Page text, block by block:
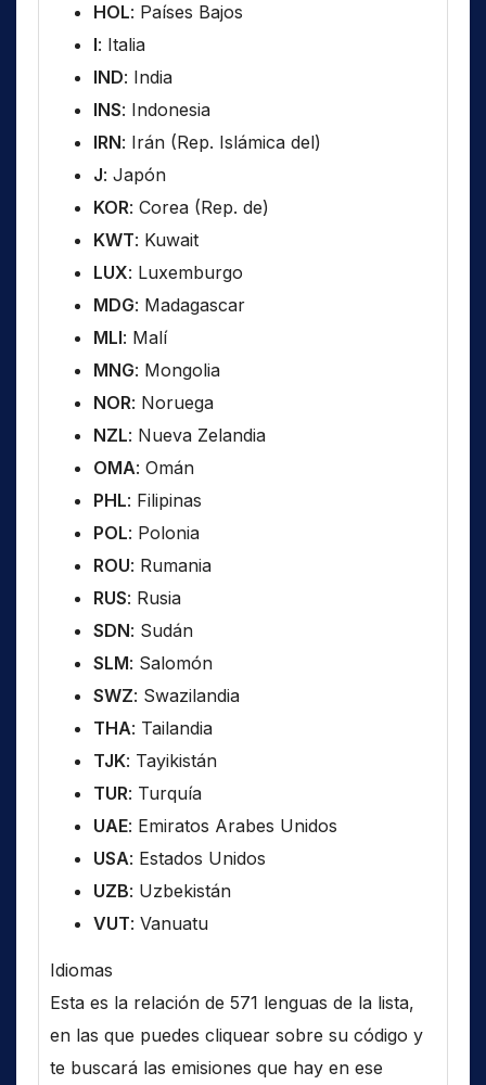
HOL: Países Bajos
I: Italia
IND: India
INS: Indonesia
IRN: Irán (Rep. Islámica del)
J: Japón
KOR: Corea (Rep. de)
KWT: Kuwait
LUX: Luxemburgo
MDG: Madagascar
MLI: Malí
MNG: Mongolia
NOR: Noruega
NZL: Nueva Zelandia
OMA: Omán
PHL: Filipinas
POL: Polonia
ROU: Rumania
RUS: Rusia
SDN: Sudán
SLM: Salomón
SWZ: Swazilandia
THA: Tailandia
TJK: Tayikistán
TUR: Turquía
UAE: Emiratos Arabes Unidos
USA: Estados Unidos
UZB: Uzbekistán
VUT: Vanuatu
Idiomas
Esta es la relación de 571 lenguas de la lista,
en las que puedes cliquear sobre su código y
te buscará las emisiones que hay en ese